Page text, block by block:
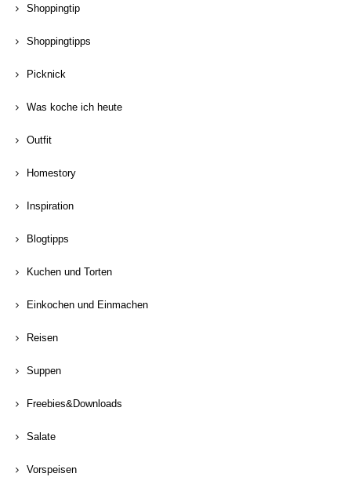
Shoppingtip
Shoppingtipps
Picknick
Was koche ich heute
Outfit
Homestory
Inspiration
Blogtipps
Kuchen und Torten
Einkochen und Einmachen
Reisen
Suppen
Freebies&Downloads
Salate
Vorspeisen